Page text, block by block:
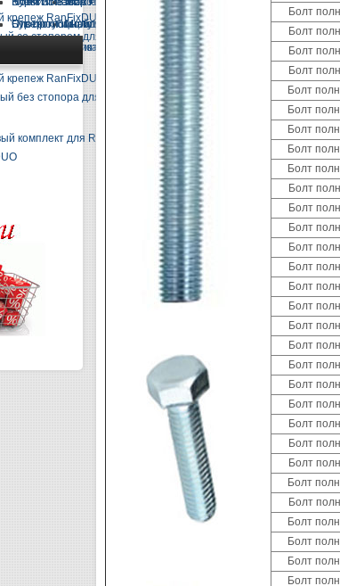
крепеж RanFixDUO 80мм
со стопором для доски от
крепеж RanFixDUO 80мм
без стопора для доски от
комплект для RanFixPOWER и
Молотки-гвоздодеры
Молотки специальные
Плоскогубцы, кусачки, тонкогубцы Targ
Отвертки и набор отверток "Nox"
Отвертка-индикатор USH
Бур проломной KRASHER "RENNBOHR"
Болт
Болт
Болт
Болт
Болт
Болт
Болт
Болт
Болт
Болт
Болт
Болт
Болт
Болт
Болт
Болт
Болт
Болт
Болт
Болт
Болт
Болт
Болт
Болт
Болт
Болт
Болт
Болт
Болт
Болт